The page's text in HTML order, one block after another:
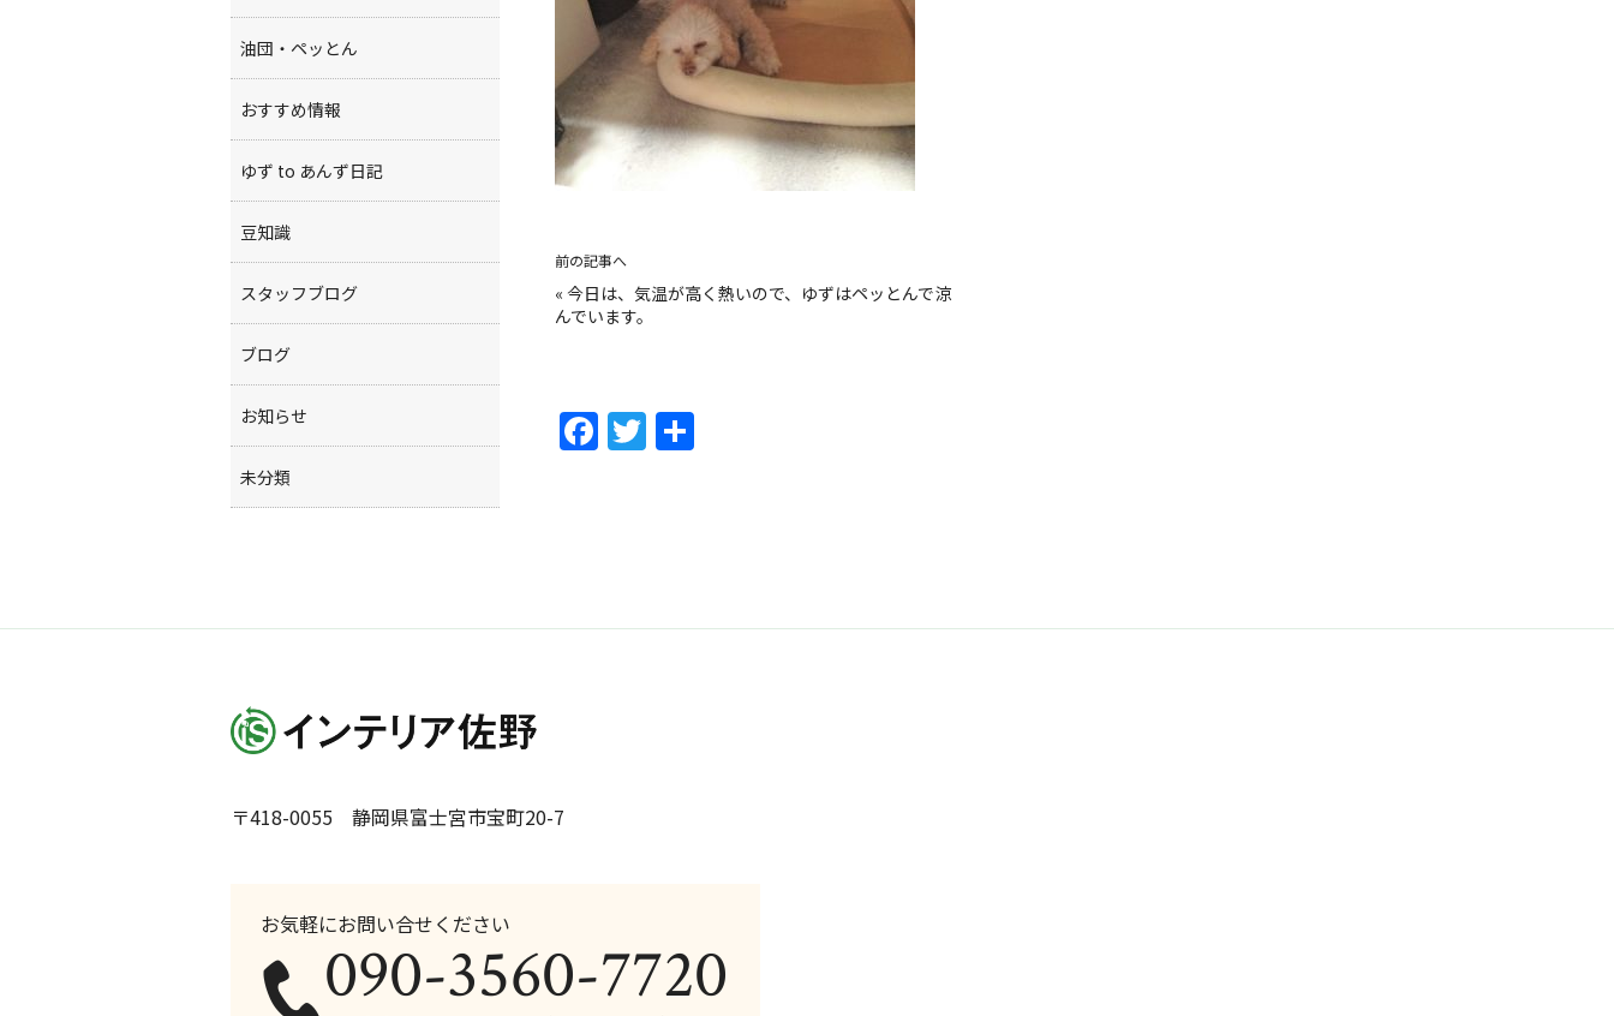
前の記事へ
« 今日は、気温が高く熱いので、ゆずはペッとんで涼
んでいます。
F
o
T
油団・ペッとん
おすすめ情報
ゆず to あんず日記
豆知識
スタッフブログ
ブログ
お知らせ
未分類
〒418-0055 静岡県富士宮市宝町20-7
お気軽にお問い合せください
090-3560-7720